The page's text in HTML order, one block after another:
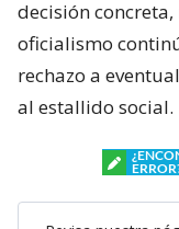
decisión
oficialismo
rechazo a
al estallido social.